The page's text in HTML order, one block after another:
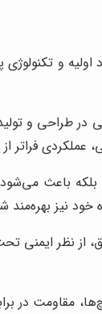
و تکنولوژی
طراحی و
فراتر از
باعث
خود نیز بهره‌مند
از نظر ایمنی
مقاومت در